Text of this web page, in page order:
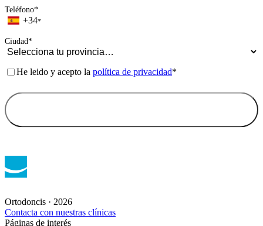
Teléfono*
+34
Ciudad*
Consentimiento*
He leido y acepto la política de privacidad*
Ortodoncis · 2026
Contacta con nuestras clínicas
Páginas de interés